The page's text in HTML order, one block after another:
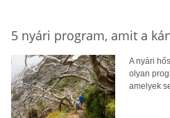
5 nyári program, amit a
A nyári
olyan
amelyek